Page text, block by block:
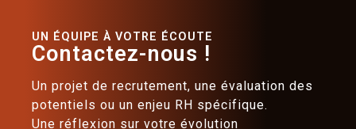
UN ÉQUIPE À VOTRE ÉCOUTE
Contactez-nous !
Un projet de recrutement, une évaluation des
potentiels ou un enjeu RH spécifique.
Une réflexion sur votre évolution